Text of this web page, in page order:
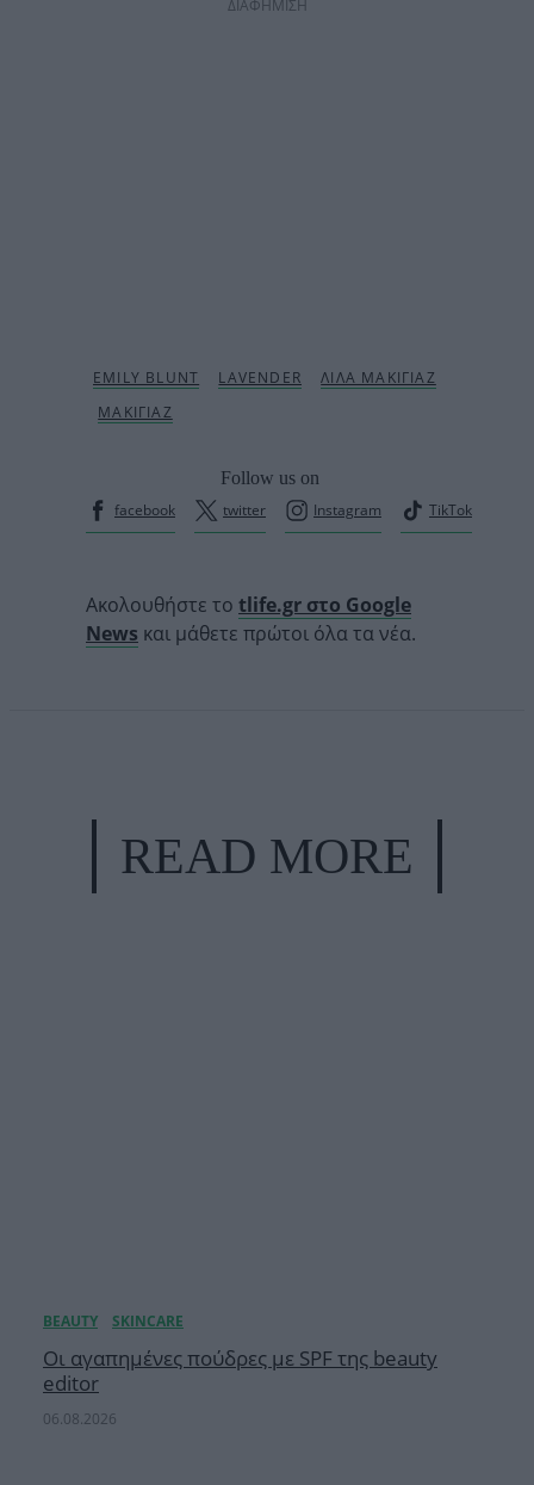
ΔΙΑΦΗΜΙΣΗ
Follow us on
facebook
twitter Instagram TikTok
Ακολουθήστε το tlife.gr στο Google
News και μάθετε πρώτοι όλα τα νέα.
READ MORE
Οι αγαπημένες πούδρες με SPF της beauty
editor
06.08.2026